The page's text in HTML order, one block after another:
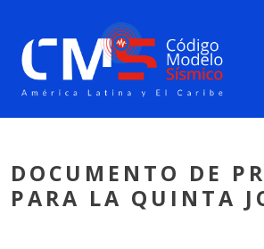
DOCUMENTO DE
PARA LA QUINTA